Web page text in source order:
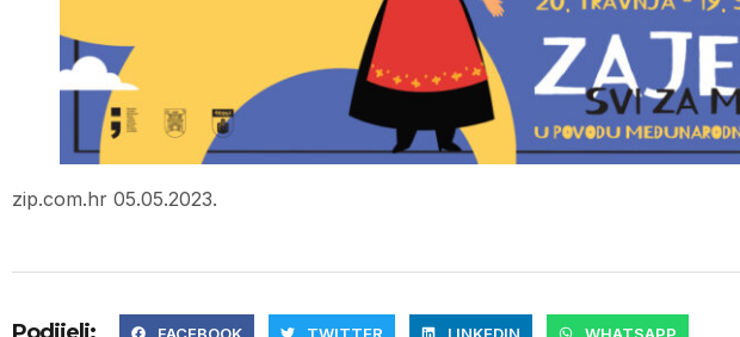
zip.com.hr 05.05.2023.